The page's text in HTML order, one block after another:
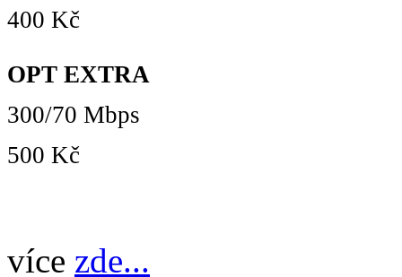
400 Kč
OPT EXTRA
300/70 Mbps
500 Kč
více zde...